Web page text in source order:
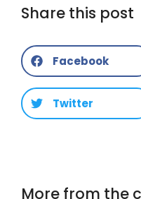
Share this post
Facebook
Twitter
More from the